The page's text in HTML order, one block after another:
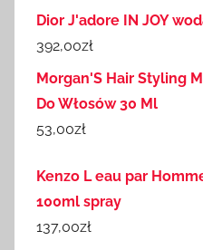
Dior J'adore IN JOY
392,00zł
Morgan'S Hair Styling
Do Włosów 30 Ml
53,00zł
Kenzo L eau par
100ml spray
137,00zł